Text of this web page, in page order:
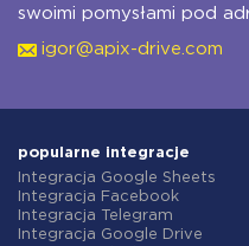
swoimi pomysłami pod
igor@apix-drive.com
popularne integracje
Integracja Google Sheets
Integracja Facebook
Integracja Telegram
Integracja Google Drive